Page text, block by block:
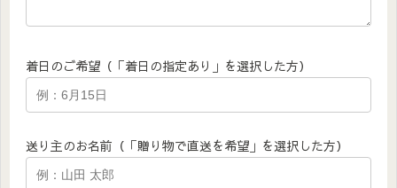
着日のご希望（「着日の指定あり」を選択した方）
送り主のお名前（「贈り物で直送を希望」を選択した方）